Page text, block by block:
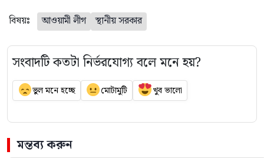
বিষয়ঃ আওয়ামী লীগ স্থানীয় সরকার
সংবাদটি কতটা নির্ভরযোগ্য বলে মনে হয়?
ভুল মনে হচ্ছে মোটামুটি খুব ভালো
মন্তব্য করুন